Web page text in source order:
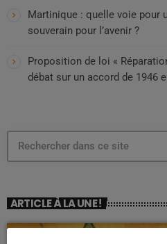
Martinique : quelle voie pour
souverain pour l’avenir ?
Proposition de loi «
débat sur un accord de 1946
ARTICLE À LA UNE !